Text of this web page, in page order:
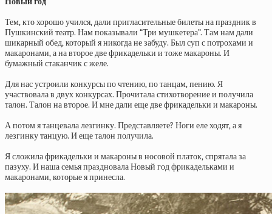
Тем, кто хорошо учился, дали пригласительные билеты на праздник в
Пушкинский театр. Нам показывали “Три мушкетера”. Там нам дали
шикарный обед, который я никогда не забуду. Был суп с потрохами и
макаронами, а на второе две фрикадельки и тоже макароны. И
бумажный стаканчик с желе.
Для нас устроили конкурсы по чтению, по танцам, пению. Я
участвовала в двух конкурсах. Прочитала стихотворение и получила
талон. Талон на второе. И мне дали еще две фрикадельки и макароны.
А потом я танцевала лезгинку. Представляете? Ноги еле ходят, а я
лезгинку танцую. И еще талон получила.
Я сложила фрикадельки и макароны в носовой платок, спрятала за
пазуху. И наша семья праздновала Новый год фрикадельками и
макаронами, которые я принесла.